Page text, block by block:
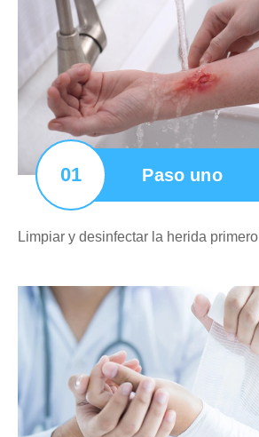
01 Paso uno
Limpiar y desinfectar la herida primero